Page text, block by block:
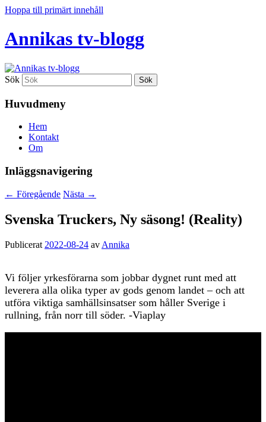
Hoppa till primärt innehåll
Annikas tv-blogg
Sök
Huvudmeny
Hem
Kontakt
Om
Inläggsnavigering
← Föregående Nästa →
Svenska Truckers, Ny säsong! (Reality)
Publicerat 2022-08-24 av Annika
Vi följer yrkesförarna som jobbar dygnet runt med att
leverera alla olika typer av gods genom landet – och att
utföra viktiga samhällsinsatser som håller Sverige i
rullning, från norr till söder. -Viaplay